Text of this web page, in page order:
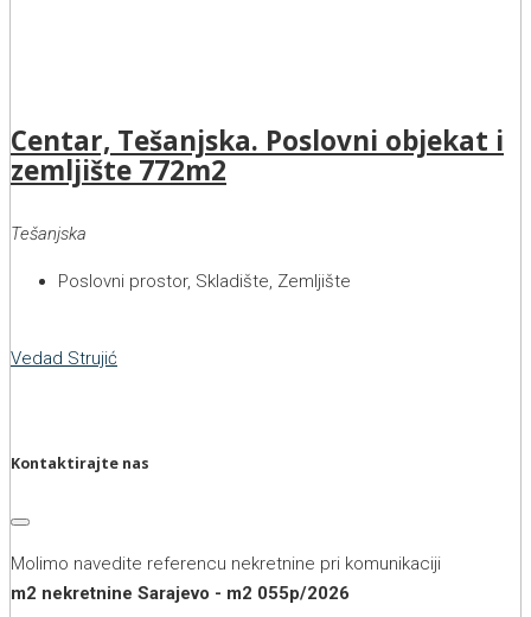
Centar, Tešanjska. Poslovni objekat i
zemljište 772m2
Tešanjska
Poslovni prostor, Skladište, Zemljište
Vedad Strujić
Kontaktirajte nas
Molimo navedite referencu nekretnine pri komunikaciji
m2 nekretnine Sarajevo - m2 055p/2026